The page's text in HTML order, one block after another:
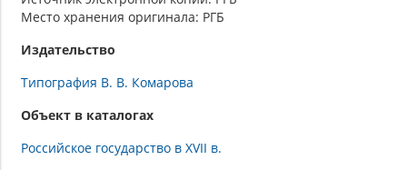
Место хранения оригинала: РГБ
Издательство
Типография В. В. Комарова
Объект в каталогах
Российское государство в XVII в.